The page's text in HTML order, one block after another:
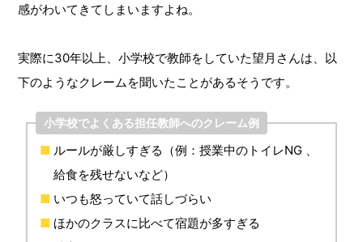
感がわいてきてしまいますよね。
実際に30年以上、小学校で教師をしていた望月さんは、以
下のようなクレームを聞いたことがあるそうです。
小学校でよくある担任教師へのクレーム例
ルールが厳しすぎる（例：授業中のトイレNG 、
給食を残せないなど）
いつも怒っていて話しづらい
ほかのクラスに比べて宿題が多すぎる